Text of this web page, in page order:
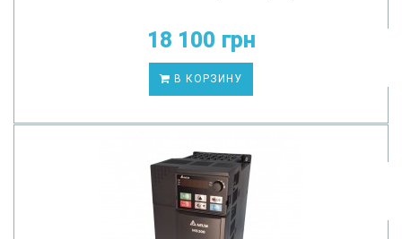
18 100 грн
В КОРЗИНУ